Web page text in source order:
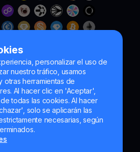
personalizar el uso de
nuestro tráfico, usamos
otras herramientas de
Al hacer clic en 'Aceptar',
todas las cookies. Al hacer
solo se aplicarán las
necesarias, según